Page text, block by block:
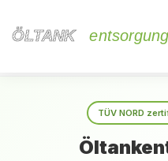
ÖLTANK
ÖLTANK
TÜV NORD